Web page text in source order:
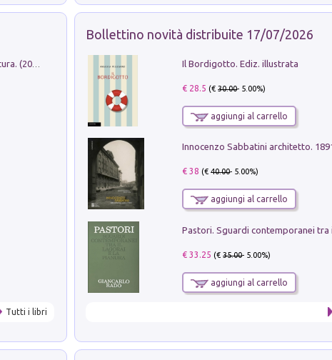
Dromos. Libro periodico di architettura. (2026). Vol. 15: Post-model
Tutti i libri
Bollettino novità distribuite 17/07/2026
Il Bordigotto. Ediz. illustrata
€ 28.5 (€30.00- 5.00%)
aggiungi al carrello
Innocenzo Sabbatini architetto.
€ 38 (€40.00- 5.00%)
aggiungi al carrello
€ 33.25 (€35.00- 5.00%)
aggiungi al carrello